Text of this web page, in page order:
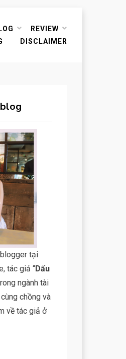
REVIEW
DISCLAIMER
tại
tác giả “Dấu
ngành tài
chồng và
về tác giả ở